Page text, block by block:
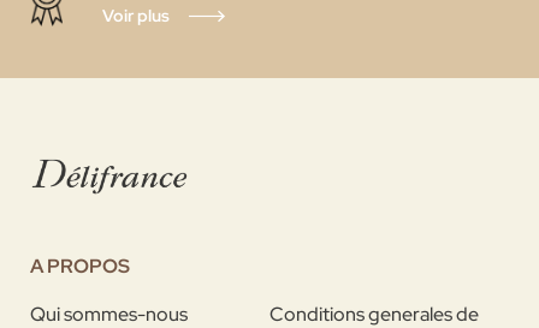
Voir plus
A PROPOS
Qui sommes-nous
Conditions generales de